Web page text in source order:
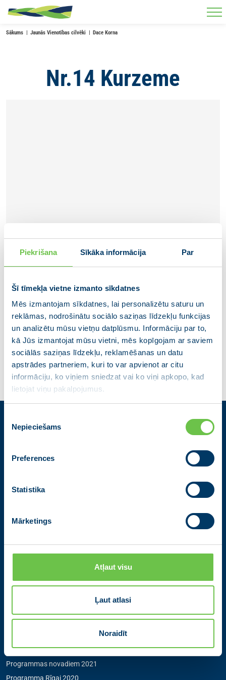
Piekrišana Sīkāka informācija Par
Šī tīmekļa vietne izmanto sīkdatnes
Mēs izmantojam sīkdatnes, lai personalizētu saturu un
reklāmas, nodrošinātu sociālo saziņas līdzekļu funkcijas
un analizētu mūsu vietņu datplūsmu. Informāciju par to,
kā Jūs izmantojat mūsu vietni, mēs kopīgojam ar saviem
sociālās saziņas līdzekļu, reklamēšanas un datu
apstrādes partneriem, kuri to var apvienot ar citu
informāciju, ko viņiem sniedzat vai ko viņi apkopo, kad
lietojat viņu pakalpojumus.
izvēle
Nepieciešams
Preferences
Statistika
Mārketings
Atļaut visu
Ļaut atlasi
Noraidīt
Skip to main content
Sākums Jaunās Vienotības cilvēki Dace Korna
Nr.14 Kurzeme
Dace Korna
Izvēlne
Jaunās Vienotības statūti
Programmas novadiem 2025
Programma Rīgai 2025
Programma Latvijai 2022
Programmas novadiem 2021
Programma Rīgai 2020